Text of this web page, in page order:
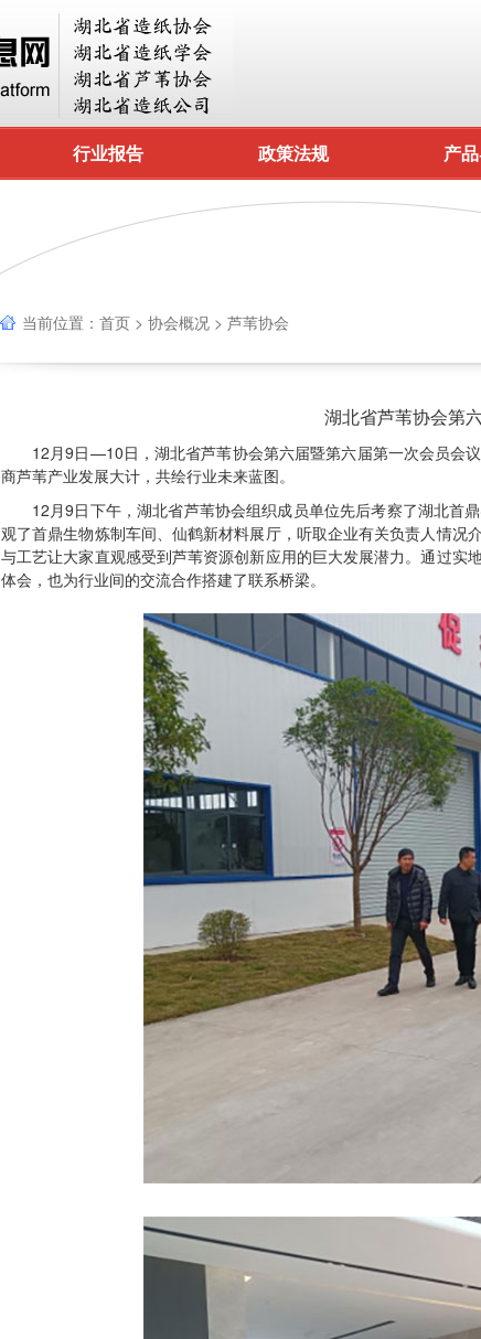
行业报告 政策法规 产
当前位置： 首页 > 协会概况 > 芦苇协会
湖北省芦苇协会第
12月9日—10日，湖北省芦苇协会第六届暨第六届第一次会员会
商芦苇产业发展大计，共绘行业未来蓝图。
12月9日下午，湖北省芦苇协会组织成员单位先后考察了湖北首
观了首鼎生物炼制车间、仙鹤新材料展厅，听取企业有关负责人情
与工艺让大家直观感受到芦苇资源创新应用的巨大发展潜力。通过
体会，也为行业间的交流合作搭建了联系桥梁。